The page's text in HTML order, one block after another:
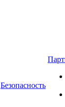
Безопасность